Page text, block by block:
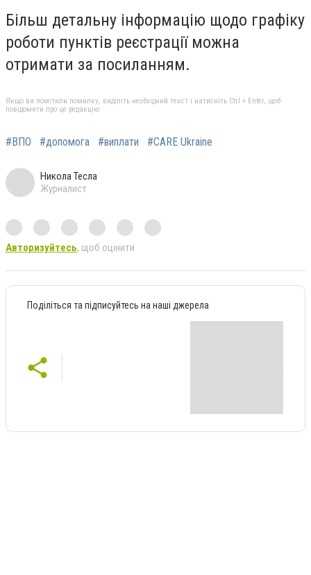
Більш детальну інформацію щодо графіку
роботи пунктів реєстрації можна
отримати за посиланням.
Якщо ви помітили помилку, виділіть необхідний текст і натисніть Ctrl + Enter, щоб
повідомити про це редакцію
#ВПО #допомога #виплати #CARE Ukraine
Никола Тесла
Журналист
Авторизуйтесь, щоб оцінити
Поділіться та підписуйтесь на наші джерела